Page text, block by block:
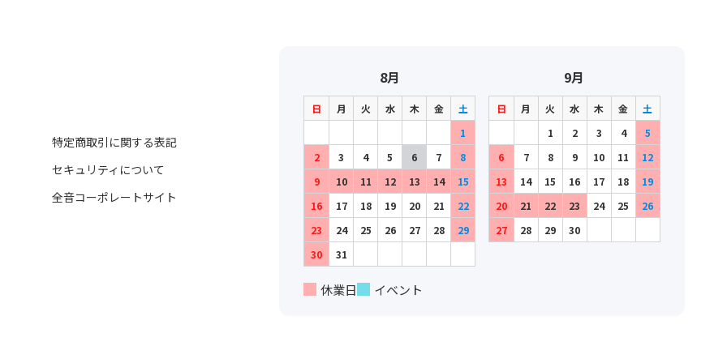
特定商取引に関する表記
セキュリティについて
全音コーポレートサイト
8月
日 月 火 水 木 金
土
1
2
3 4 5 6 7
8
9
10 11 12 13 14
15
16
17 18 19 20 21
22
23
24 25 26 27 28
29
30
31
9月
日 月 火 水 木 金
土
1
2 3 4
5
6
7 8 9 10 11
12
13
14 15 16 17 18
19
20
21 22 23 24 25
26
27
28 29 30
休業日 イベント